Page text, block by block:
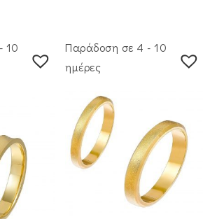
10
Παράδοση σε 4 - 10
ημέρες